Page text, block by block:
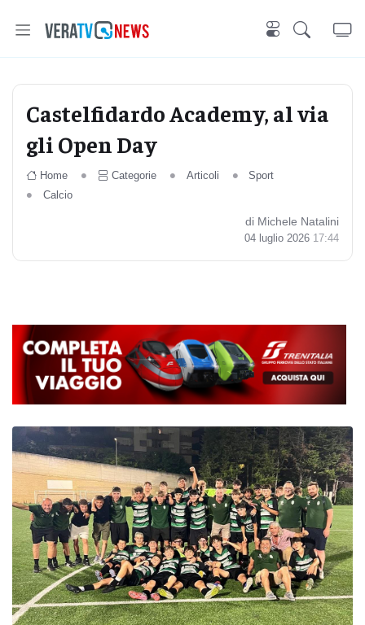
Castelfidardo Academy, al via
gli Open Day
Home Categorie Articoli
Sport
Calcio
di Michele Natalini
04 luglio 2026 17:44